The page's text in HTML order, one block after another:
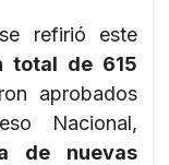
refirió este
total de 615
aprobados
Nacional,
de nuevas